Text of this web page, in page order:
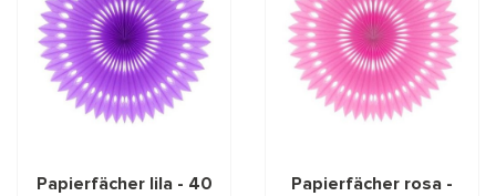
Papierfächer lila - 40
Papierfächer rosa -